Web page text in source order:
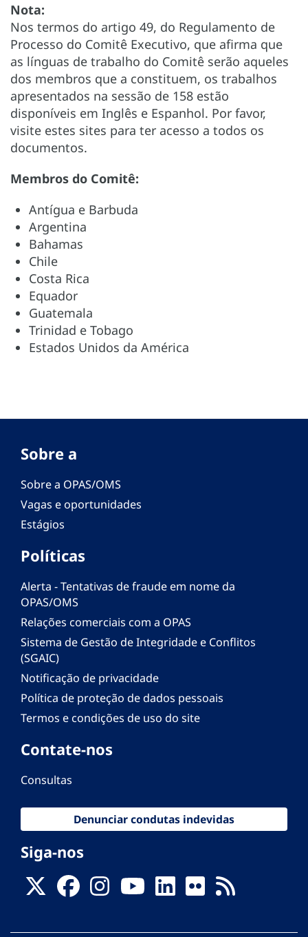
Nota:
Nos termos do artigo 49, do Regulamento de
Processo do Comitê Executivo, que afirma que
as línguas de trabalho do Comitê serão aqueles
dos membros que a constituem, os trabalhos
apresentados na sessão de 158 estão
disponíveis em Inglês e Espanhol. Por favor,
visite estes sites para ter acesso a todos os
documentos.
Membros do Comitê:
Antígua e Barbuda
Argentina
Bahamas
Chile
Costa Rica
Equador
Guatemala
Trinidad e Tobago
Estados Unidos da América
Sobre a
Sobre a OPAS/OMS
Vagas e oportunidades
Estágios
Políticas
Alerta - Tentativas de fraude em nome da
OPAS/OMS
Relações comerciais com a OPAS
Sistema de Gestão de Integridade e Conflitos
(SGAIC)
Notificação de privacidade
Política de proteção de dados pessoais
Termos e condições de uso do site
Contate-nos
Consultas
Denunciar condutas indevidas
Siga-nos